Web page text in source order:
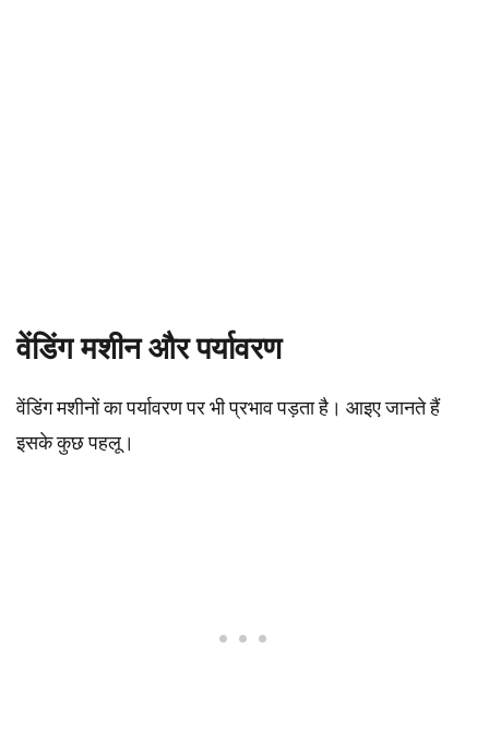
वेंडिंग मशीन और पर्यावरण
वेंडिंग मशीनों का पर्यावरण पर भी प्रभाव पड़ता है। आइए जानते हैं
इसके कुछ पहलू।